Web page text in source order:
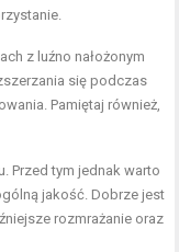
z luźno nałożonym
się podczas
Pamiętaj również,
Przed tym jednak warto
jakość. Dobrze jest
rozmrażanie oraz